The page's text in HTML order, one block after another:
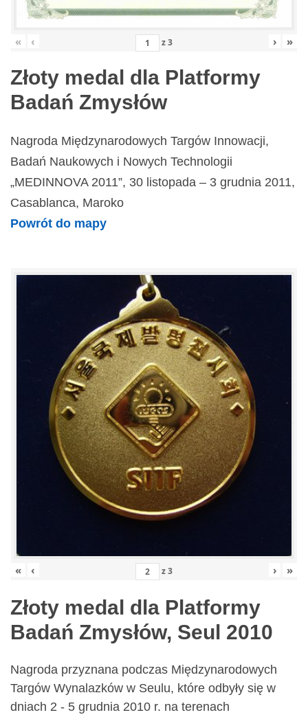
« ‹ z3 › »
Złoty medal dla Platformy
Badań Zmysłów
Nagroda Międzynarodowych Targów Innowacji,
Badań Naukowych i Nowych Technologii
„MEDINNOVA 2011”, 30 listopada – 3 grudnia 2011,
Casablanca, Maroko
Powrót do mapy
« ‹ z3 › »
Złoty medal dla Platformy
Badań Zmysłów, Seul 2010
Nagroda przyznana podczas Międzynarodowych
Targów Wynalazków w Seulu, które odbyły się w
dniach 2 - 5 grudnia 2010 r. na terenach